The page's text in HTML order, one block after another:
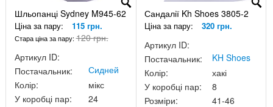
Шльопанці Sydney M945-62
Ціна за пару: 115 грн.
Стара ціна за пару:120 грн.
Артикул ID:
Постачальник:
Сидней
Колір:
мікс
У коробці пар:
24
Сандалії Kh Shoes 3805-2
Ціна за пару: 320 грн.
Артикул ID:
Постачальник:
KH Shoes
Колір:
хакі
У коробці пар:
8
Розміри:
41-46